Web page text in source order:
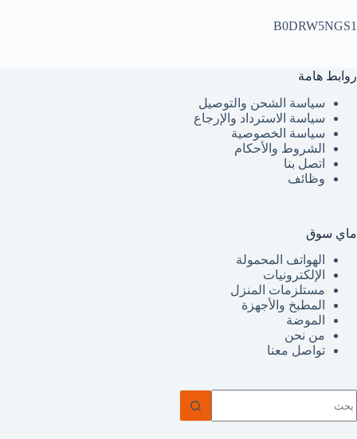
B0DRW5NGS1
روابط هامة
سياسة الشحن والتوصيل
سياسة الاسترداد والإرجاع
سياسة الخصوصية
الشروط والأحكام
اتصل بنا
وظائف
ماي سوق
الهواتف المحمولة
الإلكترونيات
مستلزمات المنزل
المطبخ والأجهزة
الموضة
من نحن
تواصل معنا
توجد